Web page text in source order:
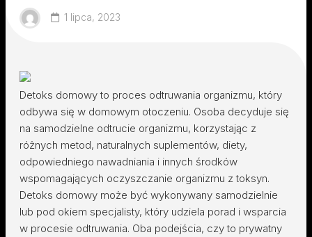
1 lipca, 2023
Detoks domowy to proces odtruwania organizmu, który
odbywa się w domowym otoczeniu. Osoba decyduje się
na samodzielne odtrucie organizmu, korzystając z
różnych metod, naturalnych suplementów, diety,
odpowiedniego nawadniania i innych środków
wspomagających oczyszczanie organizmu z toksyn.
Detoks domowy może być wykonywany samodzielnie
lub pod okiem specjalisty, który udziela porad i wsparcia
w procesie odtruwania. Oba podejścia, czy to prywatny